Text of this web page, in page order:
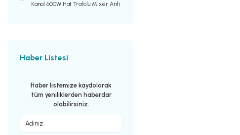
Kanal 600W Hat Trafolu Mixer Anfi
Haber Listesi
Haber listemize kaydolarak
tüm yeniliklerden haberdar
olabilirsiniz.